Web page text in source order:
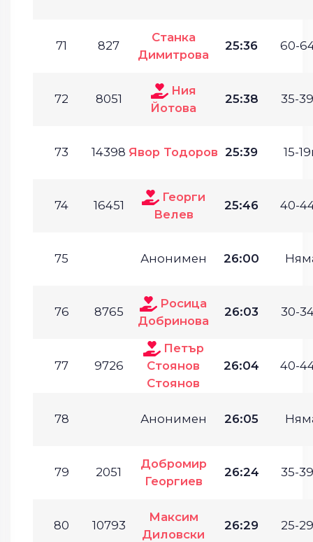
71 827
Станка
Димитрова
25:36 60-
72 8051
Ния
Йотова
25:38 35-
73 14398 Явор Тодоров 25:39 15-
74 16451
Георги
Велев
25:46 40-
75 Анонимен 26:00
76 8765
Росица
Добринова
26:03 30-
77 9726
Петър
Стоянов
Стоянов
26:04 40-
78 Анонимен 26:05
79 2051
Добромир
Георгиев
26:24 35-
80 10793
Максим
Диловски
26:29 25-